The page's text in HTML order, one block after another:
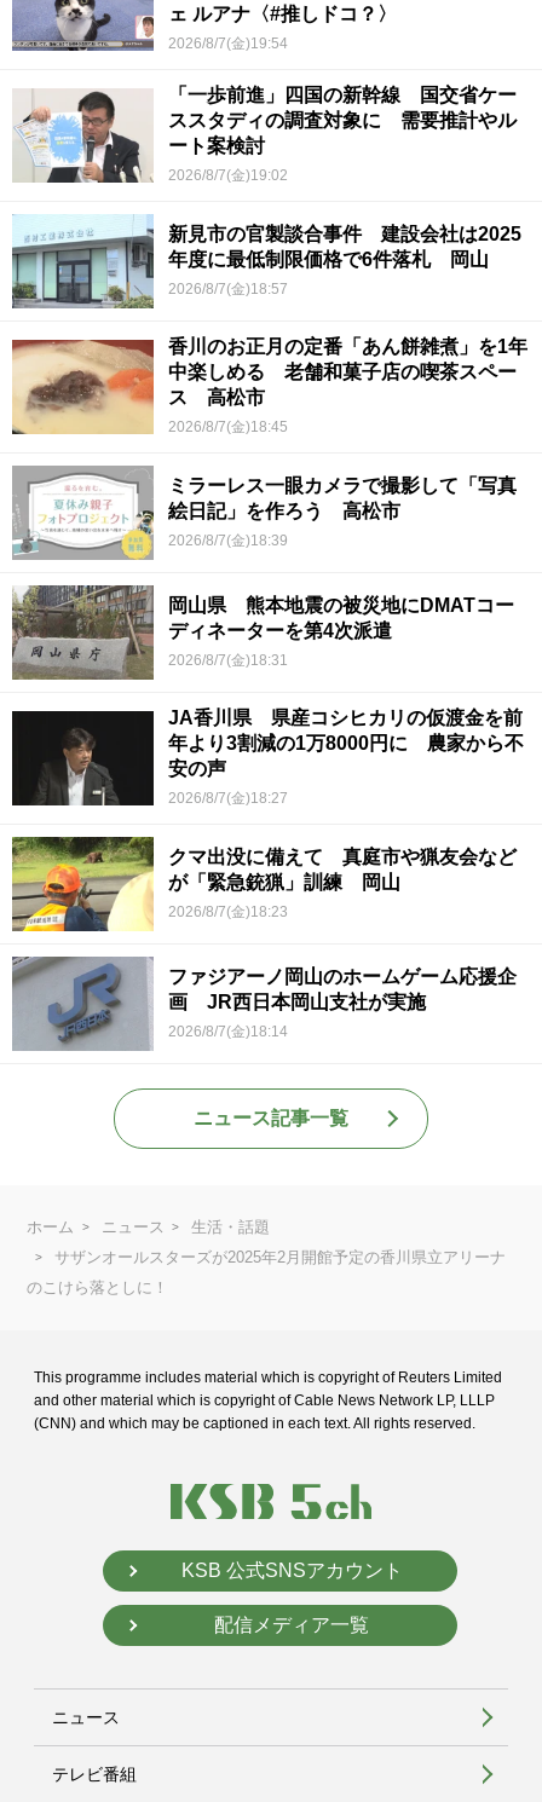
ェ ルアナ〈#推しドコ？〉
2026/8/7(金)19:54
「一歩前進」四国の新幹線 国交省ケー
ススタディの調査対象に 需要推計やル
ート案検討
2026/8/7(金)19:02
新見市の官製談合事件 建設会社は2025
年度に最低制限価格で6件落札 岡山
2026/8/7(金)18:57
香川のお正月の定番「あん餅雑煮」を1年
中楽しめる 老舗和菓子店の喫茶スペー
ス 高松市
2026/8/7(金)18:45
ミラーレス一眼カメラで撮影して「写真
絵日記」を作ろう 高松市
2026/8/7(金)18:39
岡山県 熊本地震の被災地にDMATコー
ディネーターを第4次派遣
2026/8/7(金)18:31
JA香川県 県産コシヒカリの仮渡金を前
年より3割減の1万8000円に 農家から不
安の声
2026/8/7(金)18:27
クマ出没に備えて 真庭市や猟友会など
が「緊急銃猟」訓練 岡山
2026/8/7(金)18:23
ファジアーノ岡山のホームゲーム応援企
画 JR西日本岡山支社が実施
2026/8/7(金)18:14
ニュース記事一覧
ホーム ニュース
生活・話題
サザンオールスターズが2025年2月開館予定の香川県立アリーナ
のこけら落としに！
This programme includes material which is copyright of Reuters Limited
and other material which is copyright of Cable News Network LP, LLLP
(CNN) and which may be captioned in each text. All rights reserved.
KSB 公式SNSアカウント
配信メディア一覧
ニュース
テレビ番組